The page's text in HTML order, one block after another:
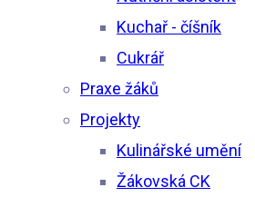
Kuchař - číšník
Cukrář
Praxe žáků
Projekty
Kulinářské umění
Žákovská CK